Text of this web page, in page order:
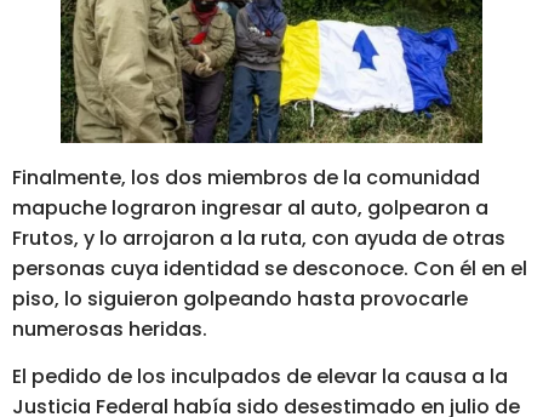
Finalmente, los dos miembros de la comunidad
mapuche lograron ingresar al auto, golpearon a
Frutos, y lo arrojaron a la ruta, con ayuda de otras
personas cuya identidad se desconoce. Con él en el
piso, lo siguieron golpeando hasta provocarle
numerosas heridas.
El pedido de los inculpados de elevar la causa a la
Justicia Federal había sido desestimado en julio de